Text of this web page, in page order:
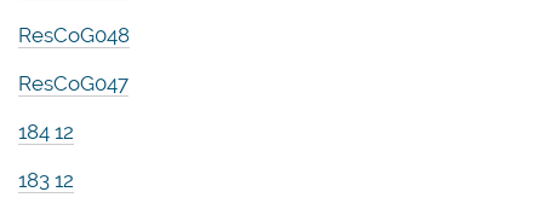
ResCoG048
ResCoG047
184 12
183 12